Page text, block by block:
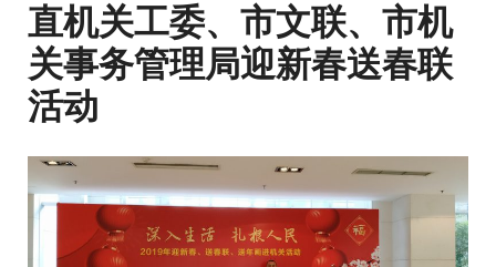
直机关工委、市文联、市机
关事务管理局迎新春送春联
活动